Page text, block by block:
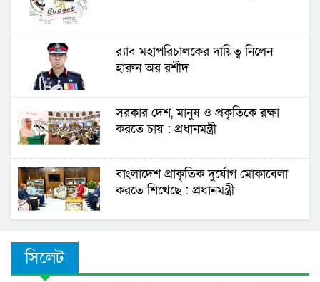
র‌্যাব মহাপরিচালকের দায়িত্ব নিলেন
হারুন অর রশীদ
সরকার দেশ, মানুষ ও প্রকৃতিকে রক্ষা
করতে চায় : প্রধানমন্ত্রী
বাংলাদেশ প্রাকৃতিক দুর্যোগ মোকাবেলা
করতে শিখেছে : প্রধানমন্ত্রী
সিলেট